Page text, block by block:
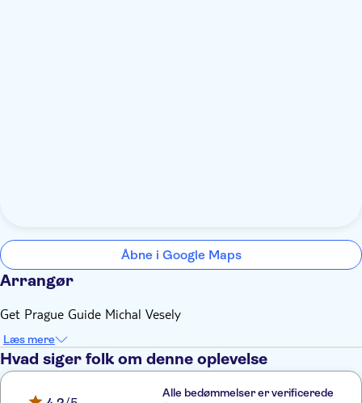
Åbne i Google Maps
Arrangør
Get Prague Guide Michal Vesely
Læs mere
Hvad siger folk om denne oplevelse
Alle bedømmelser er verificerede